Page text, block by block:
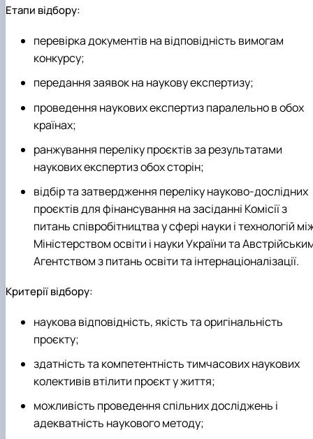
Етапи відбору:
перевірка документів на відповідність вимогам
конкурсу;
передання заявок на наукову експертизу;
проведення наукових експертиз паралельно в обох
країнах;
ранжування переліку проєктів за результатами
наукових експертиз обох сторін;
відбір та затвердження переліку науково-дослідних
проєктів для фінансування на засіданні Комісії з
питань співробітництва у сфері науки і технологій
Міністерством освіти і науки України та
Агентством з питань освіти та інтернаціоналізації.
Критерії відбору:
наукова відповідність, якість та оригінальність
проєкту;
здатність та компетентність тимчасових наукових
колективів втілити проєкт у життя;
можливість проведення спільних досліджень і
адекватність наукового методу;